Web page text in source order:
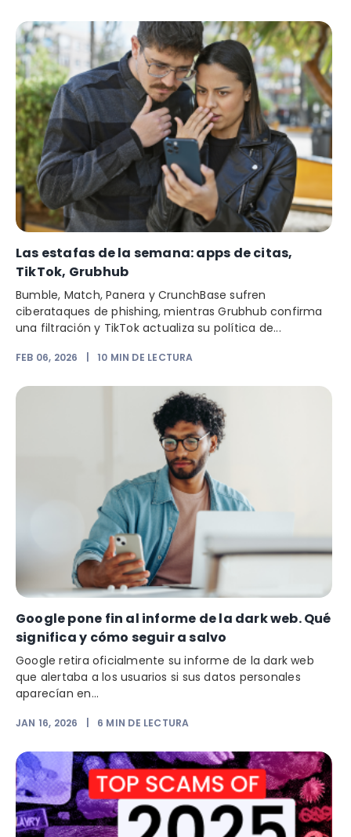
Las estafas de la semana: apps de citas,
TikTok, Grubhub
Bumble, Match, Panera y CrunchBase sufren
ciberataques de phishing, mientras Grubhub confirma
una filtración y TikTok actualiza su política de...
FEB 06, 2026 |10 MIN DE LECTURA
Google pone fin al informe de la dark web. Qué
significa y cómo seguir a salvo
Google retira oficialmente su informe de la dark web
que alertaba a los usuarios si sus datos personales
aparecían en...
JAN 16, 2026 6 MIN DE LECTURA